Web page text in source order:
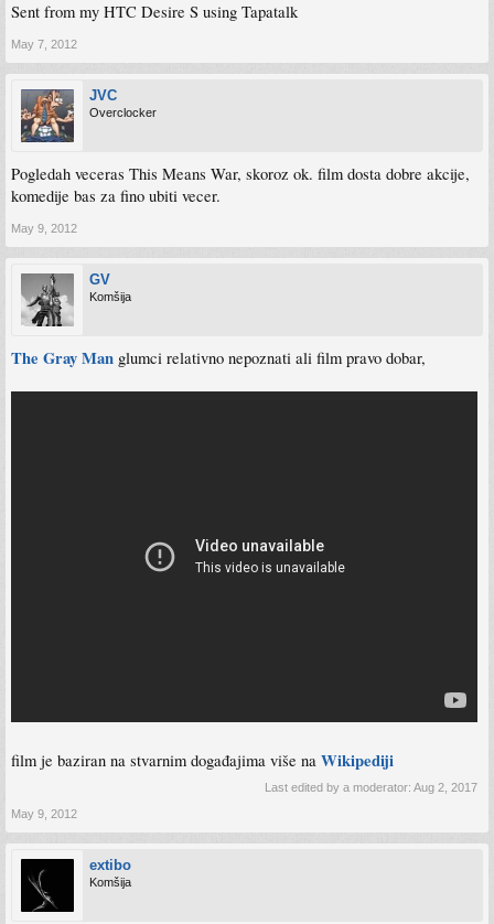
Sent from my HTC Desire S using Tapatalk
May 7, 2012
JVC
Overclocker
Pogledah veceras This Means War, skoroz ok. film dosta dobre akcije,
komedije bas za fino ubiti vecer.
May 9, 2012
GV
Komšija
The Gray Man glumci relativno nepoznati ali film pravo dobar,
film je baziran na stvarnim događajima više na Wikipediji
Last edited by a moderator: Aug 2, 2017
May 9, 2012
extibo
Komšija